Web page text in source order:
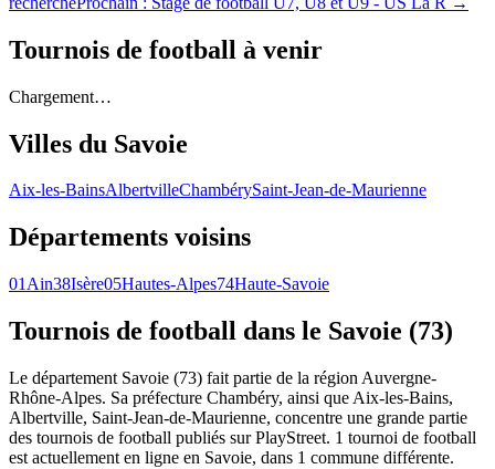
Tournois de football à venir
Chargement…
Villes du Savoie
Aix-les-BainsAlbertvilleChambérySaint-Jean-de-Maurienne
Départements voisins
01 Ain38Isère05Hautes-Alpes74Haute-Savoie
Tournois de football dans le Savoie (73)
Le département Savoie (73) fait partie de la région Auvergne-
Rhône-Alpes. Sa préfecture Chambéry, ainsi que Aix-les-Bains,
Albertville, Saint-Jean-de-Maurienne, concentre une grande partie
des tournois de football publiés sur PlayStreet. 1 tournoi de football
est actuellement en ligne en Savoie, dans 1 commune différente.